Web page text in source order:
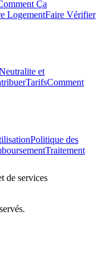
Ça
LogementFaire Vérifier
et
TarifsComment
Politique des
Traitement
de services